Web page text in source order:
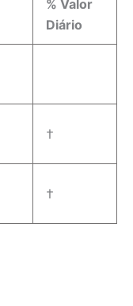
% Valor
Diário
†
†